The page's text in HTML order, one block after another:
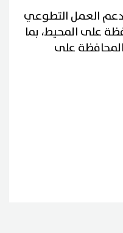
العمل التطوعي
على المحيط، بما
على